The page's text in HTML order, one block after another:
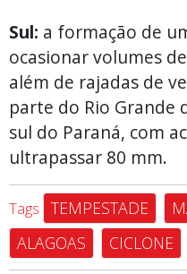
Sul: a formação de
ocasionar volumes
além de rajadas de
parte do Rio Grande
sul do Paraná, com
ultrapassar 80 mm.
Tags TEMPESTADE
ALAGOAS
CICLONE